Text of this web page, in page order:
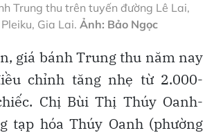
Trung thu trên tuyến đường Lê Lai,
Gia Lai. Ảnh: Bảo Ngọc
giá bánh Trung thu năm nay
chỉnh tăng nhẹ từ 2.000-
Chị Bùi Thị Thúy Oanh-
tạp hóa Thúy Oanh (phường